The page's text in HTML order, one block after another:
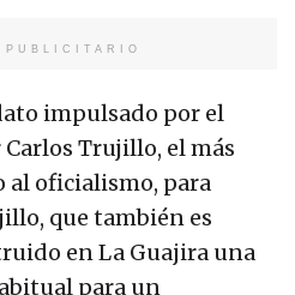
PUBLICITARIO
impulsado por el
Trujillo, el más
al oficialismo, para
que también es
en La Guajira una
para un